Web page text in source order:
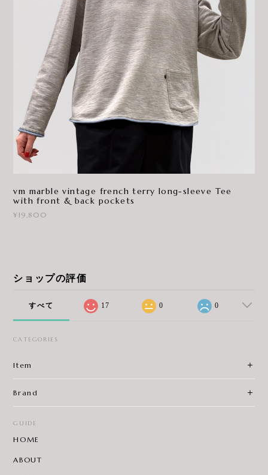
vm marble vintage french terry long-sleeve Tee
with front & back pockets
¥19,800
ショップの評価
すべて 17 0 0
CATEGORIES
Item
Brand
GUIDE
HOME
ABOUT